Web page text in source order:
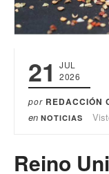
21
JUL
2026
por REDACCIÓN
en NOTICIAS
Reino